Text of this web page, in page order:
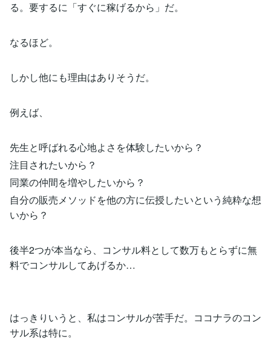
る。要するに「すぐに稼げるから」だ。
なるほど。
しかし他にも理由はありそうだ。
例えば、
先生と呼ばれる心地よさを体験したいから？
注目されたいから？
同業の仲間を増やしたいから？
自分の販売メソッドを他の方に伝授したいという純粋な想
いから？
後半2つが本当なら、コンサル料として数万もとらずに無
料でコンサルしてあげるか…
はっきりいうと、私はコンサルが苦手だ。ココナラのコン
サル系は特に。